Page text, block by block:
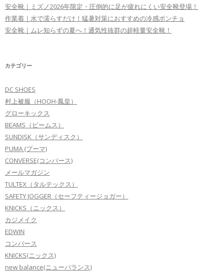
安全靴｜ミズノ2026年限定・圧倒的に足が疲れにくい安全靴登場！
作業着｜水で濡らすだけ！猛暑対策におすすめの冷感ポンチョ
安全靴｜ムレ知らずの夏へ！通気性抜群の超軽量安全靴！
カテゴリー
DC SHOES
村上被服（HOOH-鳳皇）
グローキックス
BEAMS（ビームス）
SUNDISK（サンディスク）
PUMA (プーマ)
CONVERSE(コンバース)
メールマガジン
TULTEX（タルテックス）
SAFETY JOGGER（セーフティージョガー）
KNICKS（ニックス）
カジメイク
EDWIN
コンバース
KNICKS(ニックス)
new balance(ニューバランス)